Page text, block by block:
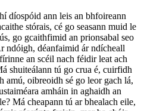
díospóid ann leis an bhfoireann
stórais, cé go seasann muid le
go gcaithfimid an prionsabal seo
ndóigh, déanfaimid ár ndícheall
an scéil nach féidir leat ach
shuiteálann tú go crua é, cuirfidh
amú, oibreoidh sé go leor gach lá,
amháin in aghaidh an
Má cheapann tú ar bhealach eile,